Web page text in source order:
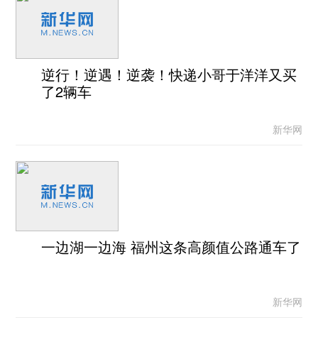
逆行！逆遇！逆袭！快递小哥于洋洋又买
了2辆车
新华网
一边湖一边海 福州这条高颜值公路通车了
新华网